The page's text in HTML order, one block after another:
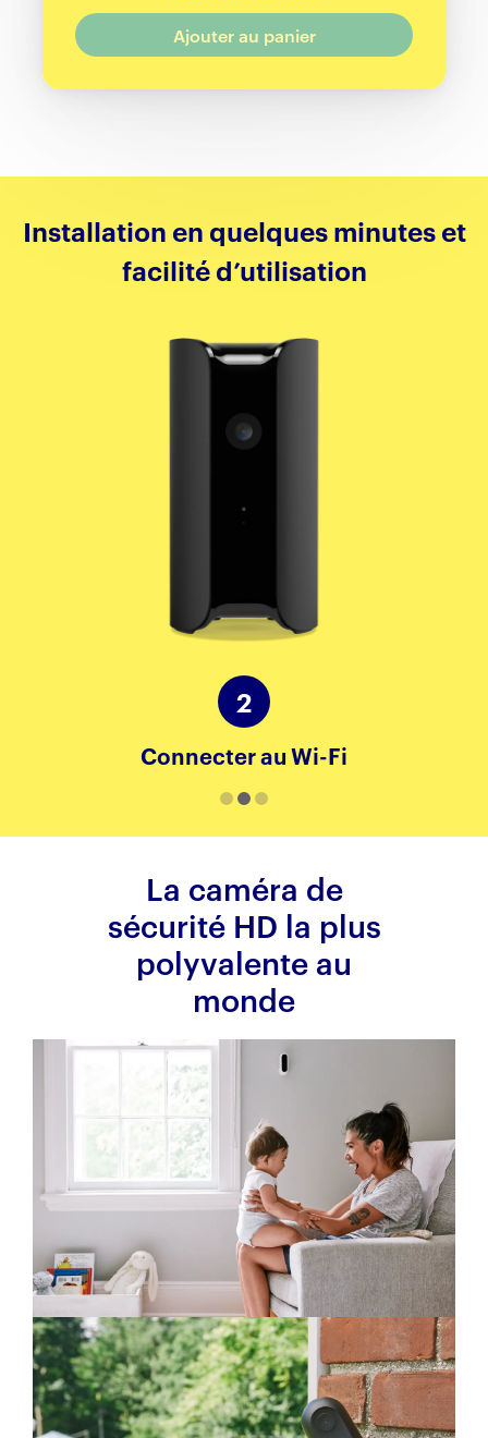
Ajouter au panier
Installation en quelques minutes et
facilité d’utilisation
2
Connecter au Wi-Fi
La caméra de
sécurité HD la plus
polyvalente au
monde